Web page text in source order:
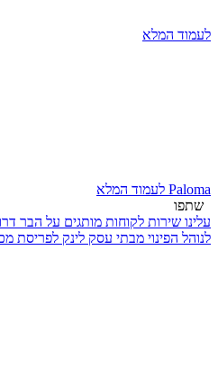
לעמוד המלא
Paloma לעמוד המלא
שתפו
עלינו שירות לקוחות מותגים על הבר
לנוהל הפינוי מבתי עסק לינק לפריסת